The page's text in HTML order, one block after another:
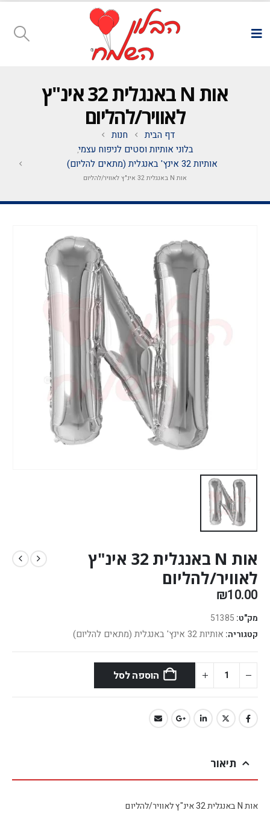
אות N באנגלית 32 אינ"ץ
לאוויר/להליום
דף הבית
חנות
בלוני אותיות וסטים לניפוח עצמי,
אותיות 32 אינץ' באנגלית (מתאים להליום)
אות N באנגלית 32 אינ"ץ לאוויר/להליום
אות N באנגלית 32 אינ"ץ
לאוויר/להליום
₪10.00
מק"ט: 51385
קטגוריה: אותיות 32 אינץ' באנגלית (מתאים להליום)
הוספה לסל
תיאור
אות N באנגלית 32 אינ"ץ לאוויר/להליום